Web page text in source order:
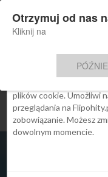
Nowa
Aktualne
Zgoda
Ta strona
We Flipo robimy
plików cookie. Umożliwi
przeglądania na
zobowiązanie. Możesz
dowolnym momencie.
Otrzymuj od nas
Kliknij na